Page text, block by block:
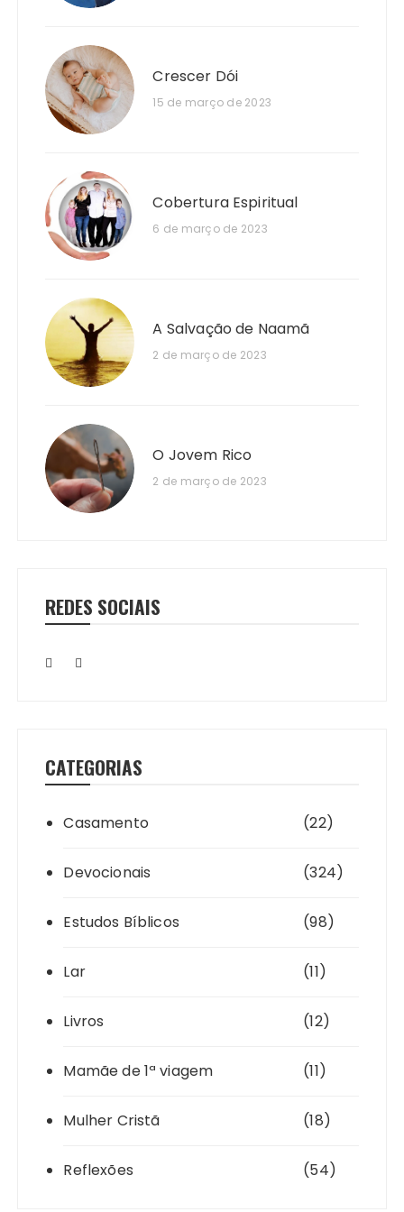
Crescer Dói
15 de março de 2023
Cobertura Espiritual
6 de março de 2023
A Salvação de Naamã
2 de março de 2023
O Jovem Rico
2 de março de 2023
REDES SOCIAIS
CATEGORIAS
Casamento (22)
Devocionais (324)
Estudos Bíblicos (98)
Lar (11)
Livros (12)
Mamãe de 1ª viagem (11)
Mulher Cristã (18)
Reflexões (54)